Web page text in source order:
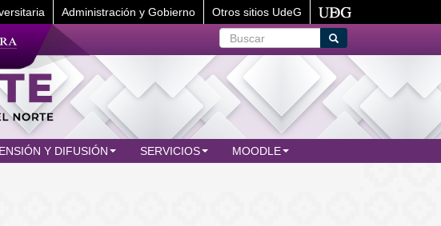
Administración y Gobierno
Otros sitios UdeG
Buscar
Buscar
Y DIFUSIÓN SERVICIOS MOODLE